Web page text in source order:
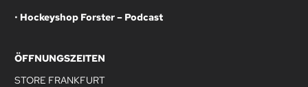
• Hockeyshop Forster – Podcast
ÖFFNUNGSZEITEN
STORE FRANKFURT